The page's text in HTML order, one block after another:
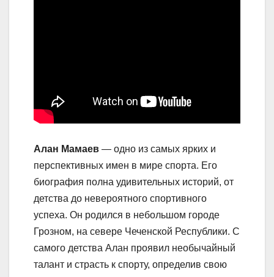
Алан Мамаев — одно из самых ярких и
перспективных имен в мире спорта. Его
биография полна удивительных историй, от
детства до невероятного спортивного
успеха. Он родился в небольшом городе
Грозном, на севере Чеченской Республики. С
самого детства Алан проявил необычайный
талант и страсть к спорту, определив свою